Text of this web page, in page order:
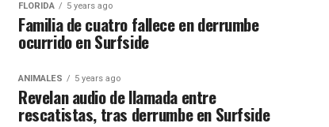
FLORIDA 5 years ago
Familia de cuatro fallece en derrumbe
ocurrido en Surfside
ANIMALES 5 years ago
Revelan audio de llamada entre
rescatistas, tras derrumbe en Surfside